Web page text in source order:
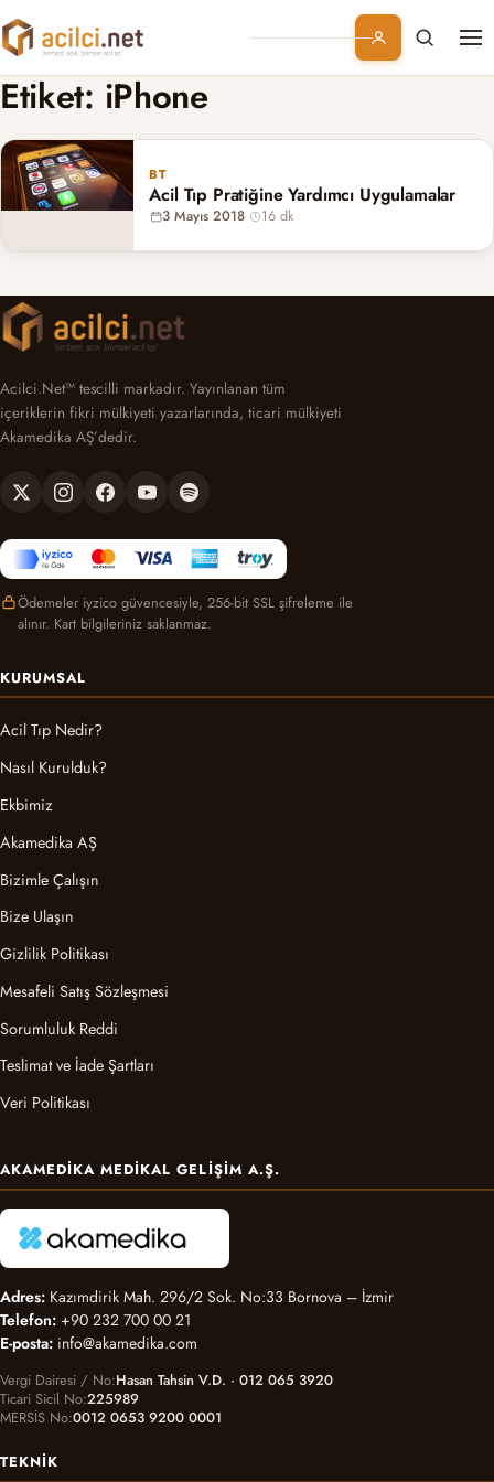
Branşlar
Konular
Kurumsal
Etiket: iPhone
BT
Acil Tıp Pratiğine Yardımcı Uygulamalar
3 Mayıs 2018· 16 dk
Acilci.Net™ tescilli markadır. Yayınlanan tüm
içeriklerin fikri mülkiyeti yazarlarında, ticari mülkiyeti
Akamedika AŞ’dedir.
Ödemeler iyzico güvencesiyle, 256-bit SSL şifreleme ile
alınır. Kart bilgileriniz saklanmaz.
KURUMSAL
Acil Tıp Nedir?
Nasıl Kurulduk?
Ekbimiz
Akamedika AŞ
Bizimle Çalışın
Bize Ulaşın
Gizlilik Politikası
Mesafeli Satış Sözleşmesi
Sorumluluk Reddi
Teslimat ve İade Şartları
Veri Politikası
AKAMEDIKA MEDIKAL GELIŞIM A.Ş.
Adres: Kazımdirik Mah. 296/2 Sok. No:33 Bornova – İzmir
Telefon: +90 232 700 00 21
E-posta: info@akamedika.com
Vergi Dairesi / No Hasan Tahsin V.D. · 012 065 3920
Ticari Sicil No 225989
MERSİS No 0012 0653 9200 0001
TEKNIK